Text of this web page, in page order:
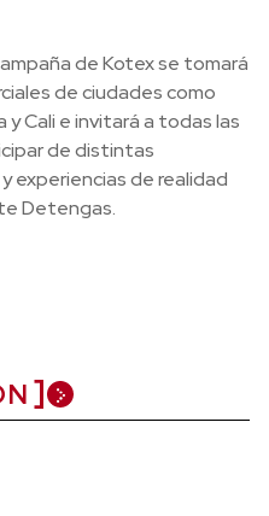
de Kotex se tomará
de ciudades como
Cali e invitará a todas las
de distintas
experiencias de realidad
Detengas.